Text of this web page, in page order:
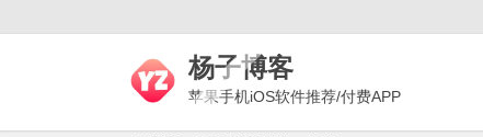
杨子博客
苹果手机iOS软件推荐/付费APP